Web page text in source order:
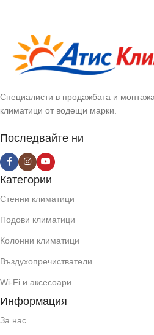
Специалисти в продажбата и
климатици от водещи марки.
Последвайте ни
Категории
Стенни климатици
Подови климатици
Колонни климатици
Въздухопречистватели
Wi-Fi и аксесоари
Информация
За нас